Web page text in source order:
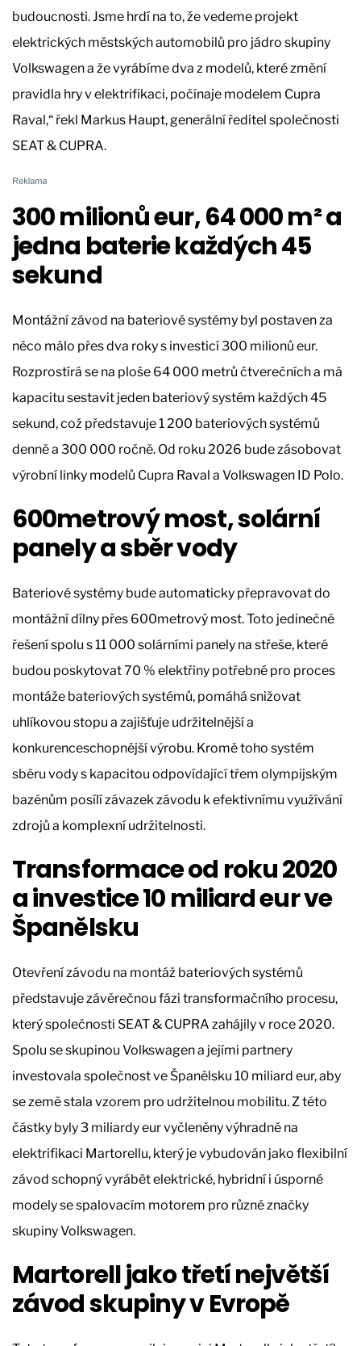
budoucnosti. Jsme hrdí na to, že vedeme projekt
elektrických městských automobilů pro jádro skupiny
Volkswagen a že vyrábíme dva z modelů, které změní
pravidla hry v elektrifikaci, počínaje modelem Cupra
Raval,“ řekl Markus Haupt, generální ředitel společnosti
SEAT & CUPRA.
300 milionů eur, 64 000 m² a
jedna baterie každých 45
sekund
Montážní závod na bateriové systémy byl postaven za
něco málo přes dva roky s investicí 300 milionů eur.
Rozprostírá se na ploše 64 000 metrů čtverečních a má
kapacitu sestavit jeden bateriový systém každých 45
sekund, což představuje 1 200 bateriových systémů
denně a 300 000 ročně. Od roku 2026 bude zásobovat
výrobní linky modelů Cupra Raval a Volkswagen ID Polo.
600metrový most, solární
panely a sběr vody
Bateriové systémy bude automaticky přepravovat do
montážní dílny přes 600metrový most. Toto jedinečné
řešení spolu s 11 000 solárními panely na střeše, které
budou poskytovat 70 % elektřiny potřebné pro proces
montáže bateriových systémů, pomáhá snižovat
uhlíkovou stopu a zajišťuje udržitelnější a
konkurenceschopnější výrobu. Kromě toho systém
sběru vody s kapacitou odpovídající třem olympijským
bazénům posílí závazek závodu k efektivnímu využívání
zdrojů a komplexní udržitelnosti.
Transformace od roku 2020
a investice 10 miliard eur ve
Španělsku
Otevření závodu na montáž bateriových systémů
představuje závěrečnou fázi transformačního procesu,
který společnosti SEAT & CUPRA zahájily v roce 2020.
Spolu se skupinou Volkswagen a jejími partnery
investovala společnost ve Španělsku 10 miliard eur, aby
se země stala vzorem pro udržitelnou mobilitu. Z této
částky byly 3 miliardy eur vyčleněny výhradně na
elektrifikaci Martorellu, který je vybudován jako flexibilní
závod schopný vyrábět elektrické, hybridní i úsporné
modely se spalovacím motorem pro různé značky
skupiny Volkswagen.
Martorell jako třetí největší
závod skupiny v Evropě